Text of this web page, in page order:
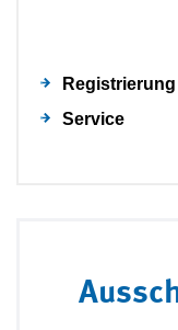
Registrierung
Service